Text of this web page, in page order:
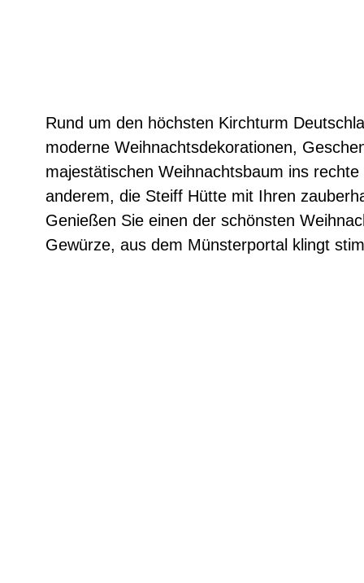
Rund um den höchsten Kirchturm
moderne Weihnachtsdekorationen,
majestätischen Weihnachtsbaum ins
anderem, die Steiff Hütte mit Ihren
Genießen Sie einen der schönsten
Gewürze, aus dem Münsterportal klingt